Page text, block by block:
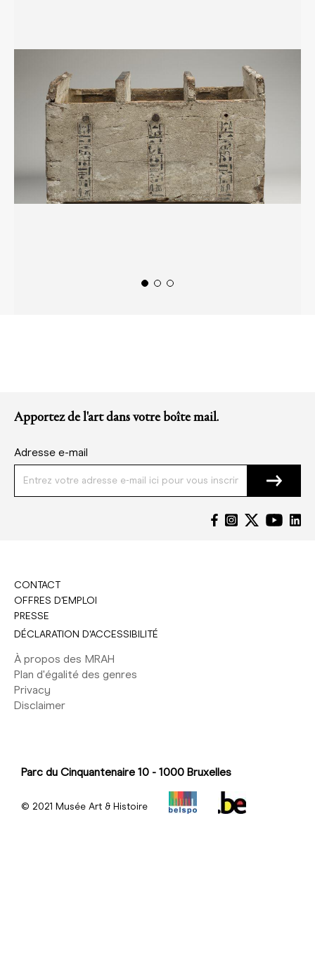
Apportez de l'art dans votre boîte mail.
Adresse e-mail
CONTACT
OFFRES D'EMPLOI
PRESSE
DÉCLARATION D'ACCESSIBILITÉ
À propos des MRAH
Plan d'égalité des genres
Privacy
Disclaimer
Parc du Cinquantenaire 10 - 1000 Bruxelles
© 2021 Musée Art & Histoire